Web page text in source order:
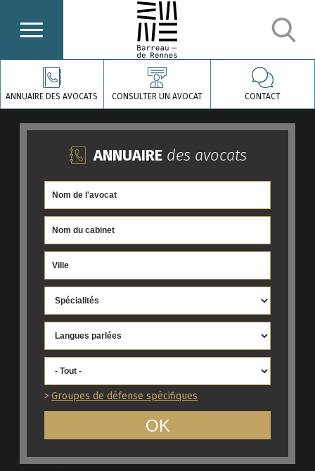
ANNUAIRE DES AVOCATS CONSULTER UN AVOCAT CONTACT
ANNUAIREdes avocats
Groupes de défense spécifiques